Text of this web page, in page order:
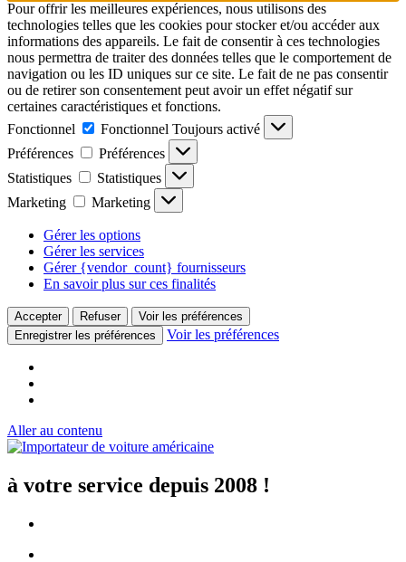
Pour offrir les meilleures expériences, nous utilisons des
technologies telles que les cookies pour stocker et/ou accéder aux
informations des appareils. Le fait de consentir à ces technologies
nous permettra de traiter des données telles que le comportement de
navigation ou les ID uniques sur ce site. Le fait de ne pas consentir
ou de retirer son consentement peut avoir un effet négatif sur
certaines caractéristiques et fonctions.
Fonctionnel
Fonctionnel Toujours activé
Préférences
Préférences
Statistiques
Statistiques
Marketing
Marketing
Gérer les options
Gérer les services
Gérer {vendor_count} fournisseurs
En savoir plus sur ces finalités
Accepter Refuser
Voir les préférences
Enregistrer les préférences
Voir les préférences
Aller au contenu
à votre service depuis 2008 !